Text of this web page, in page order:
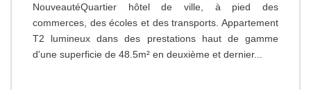
NouveautéQuartier hôtel de ville, à pied des
commerces, des écoles et des transports. Appartement
T2 lumineux dans des prestations haut de gamme
d'une superficie de 48.5m² en deuxième et dernier...